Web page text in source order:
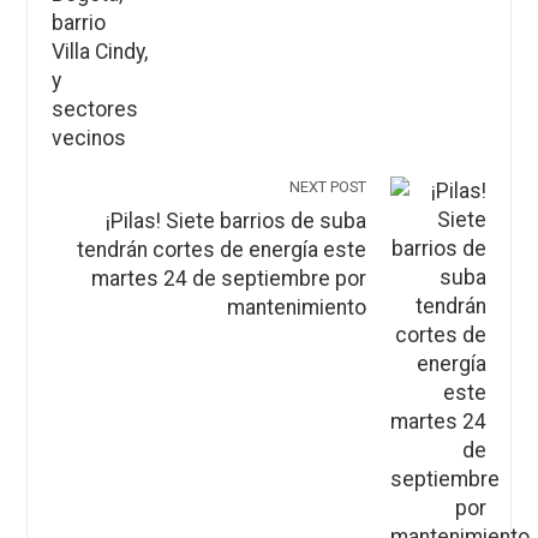
NEXT POST
¡Pilas! Siete barrios de suba
tendrán cortes de energía este
martes 24 de septiembre por
mantenimiento